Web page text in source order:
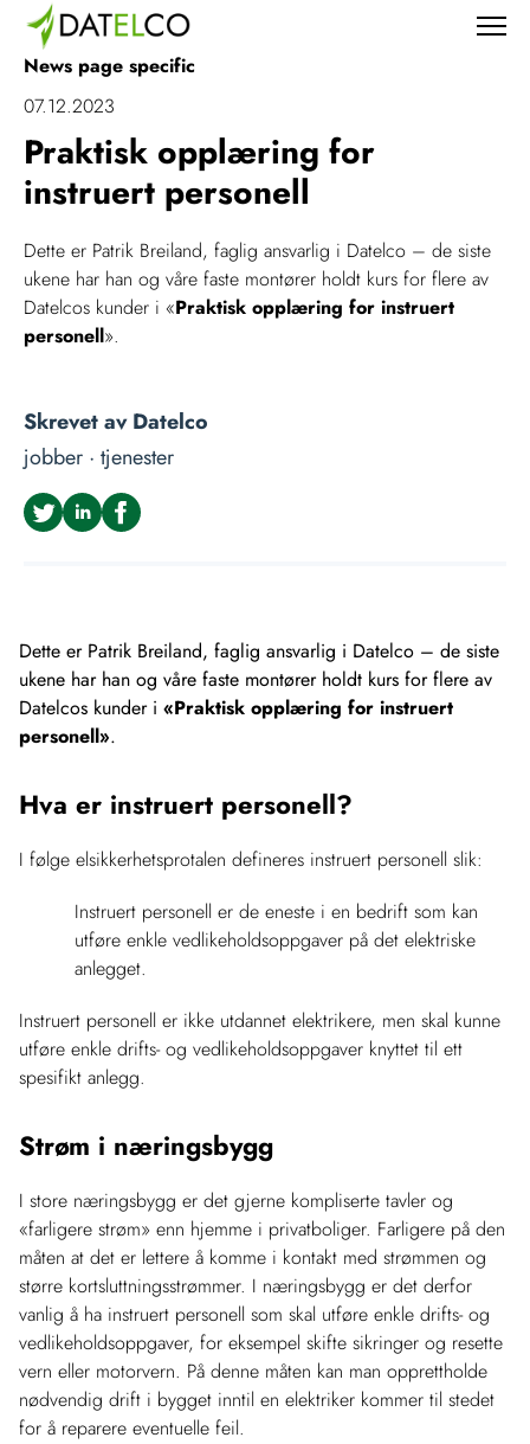
News page specific
07.12.2023
Praktisk opplæring for
instruert personell
Dette er Patrik Breiland, faglig ansvarlig i Datelco – de siste
ukene har han og våre faste montører holdt kurs for flere av
Datelcos kunder i «Praktisk opplæring for instruert
personell».
Skrevet av Datelco
jobber · tjenester
Dette er Patrik Breiland, faglig ansvarlig i Datelco – de siste
ukene har han og våre faste montører holdt kurs for flere av
Datelcos kunder i «Praktisk opplæring for instruert
personell».
Hva er instruert personell?
I følge elsikkerhetsprotalen defineres instruert personell slik:
Instruert personell er de eneste i en bedrift som kan
utføre enkle vedlikeholdsoppgaver på det elektriske
anlegget.
Instruert personell er ikke utdannet elektrikere, men skal kunne
utføre enkle drifts- og vedlikeholdsoppgaver knyttet til ett
spesifikt anlegg.
Strøm i næringsbygg
I store næringsbygg er det gjerne kompliserte tavler og
«farligere strøm» enn hjemme i privatboliger. Farligere på den
måten at det er lettere å komme i kontakt med strømmen og
større kortsluttningsstrømmer. I næringsbygg er det derfor
vanlig å ha instruert personell som skal utføre enkle drifts- og
vedlikeholdsoppgaver, for eksempel skifte sikringer og resette
vern eller motorvern. På denne måten kan man opprettholde
nødvendig drift i bygget inntil en elektriker kommer til stedet
for å reparere eventuelle feil.